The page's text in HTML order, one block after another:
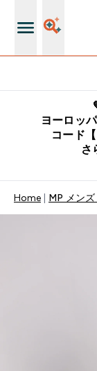
ヨーロッ
コード
さ
Home MP メン